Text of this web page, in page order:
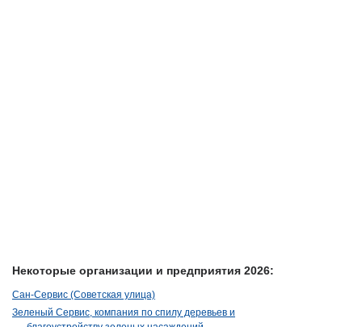
Некоторые организации и предприятия 2026:
Сан-Сервис (Советская улица)
Зеленый Сервис, компания по спилу деревьев и